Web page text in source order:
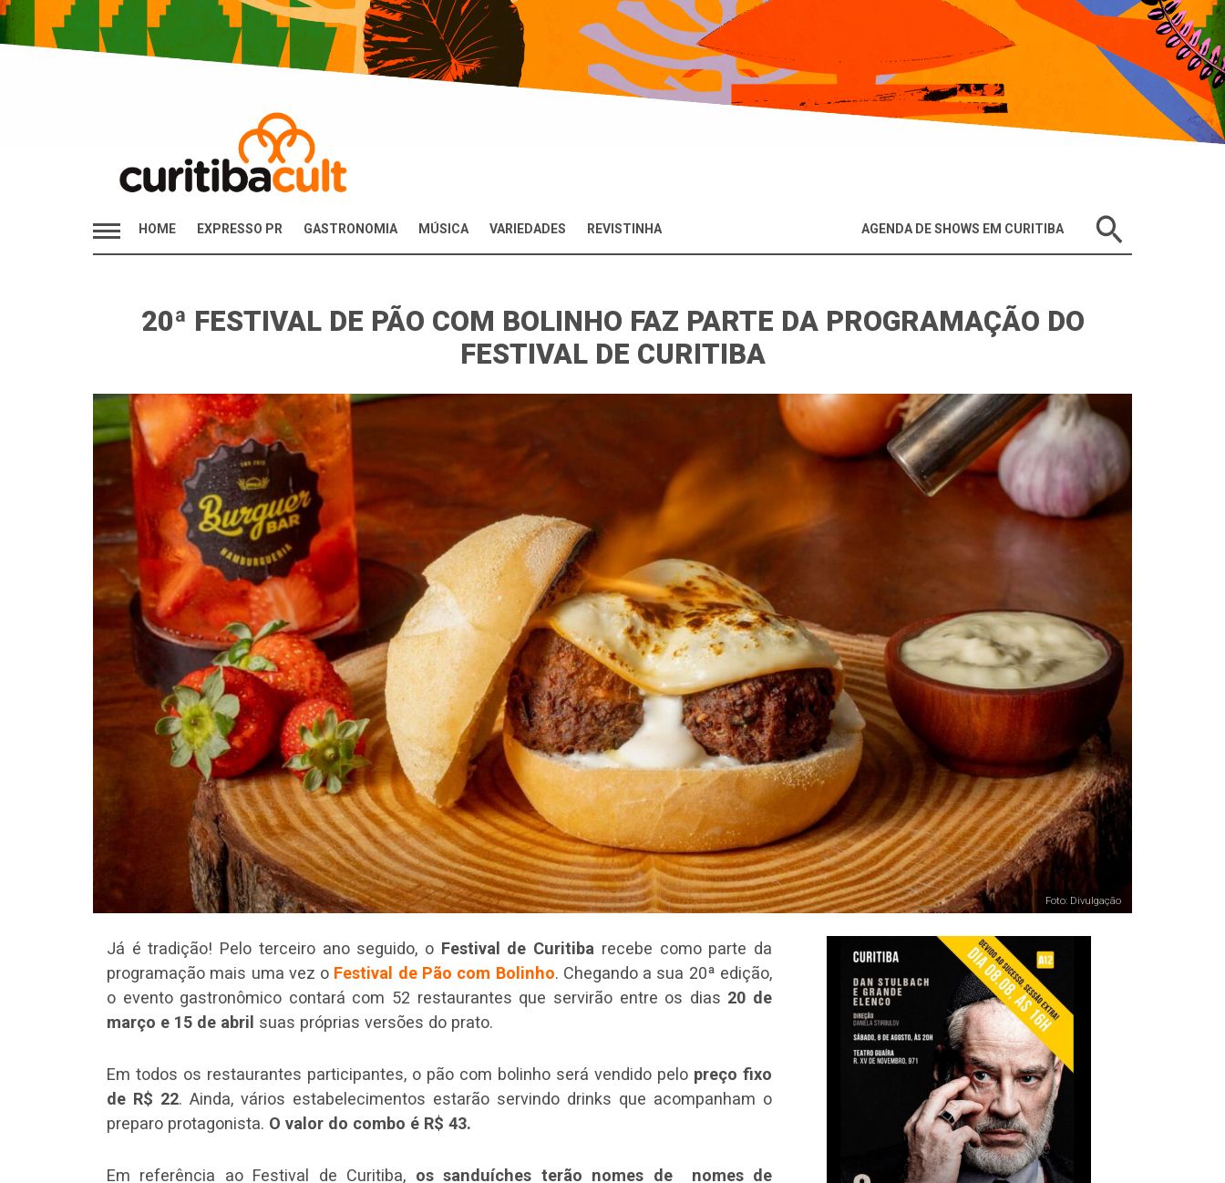
HOME EXPRESSO PR GASTRONOMIA MÚSICA VARIEDADES REVISTINHA AGENDA DE SHOWS EM CURITIBA
20ª FESTIVAL DE PÃO COM BOLINHO FAZ PARTE DA PROGRAMAÇÃO DO
FESTIVAL DE CURITIBA
Foto: Divulgação
Já é tradição! Pelo terceiro ano seguido, o Festival de Curitiba recebe como parte da
programação mais uma vez o Festival de Pão com Bolinho. Chegando a sua 20ª edição,
o evento gastronômico contará com 52 restaurantes que servirão entre os dias 20 de
março e 15 de abril suas próprias versões do prato.
Em todos os restaurantes participantes, o pão com bolinho será vendido pelo preço fixo
de R$ 22. Ainda, vários estabelecimentos estarão servindo drinks que acompanham o
preparo protagonista. O valor do combo é R$ 43.
Em referência ao Festival de Curitiba, os sanduíches terão nomes de nomes de